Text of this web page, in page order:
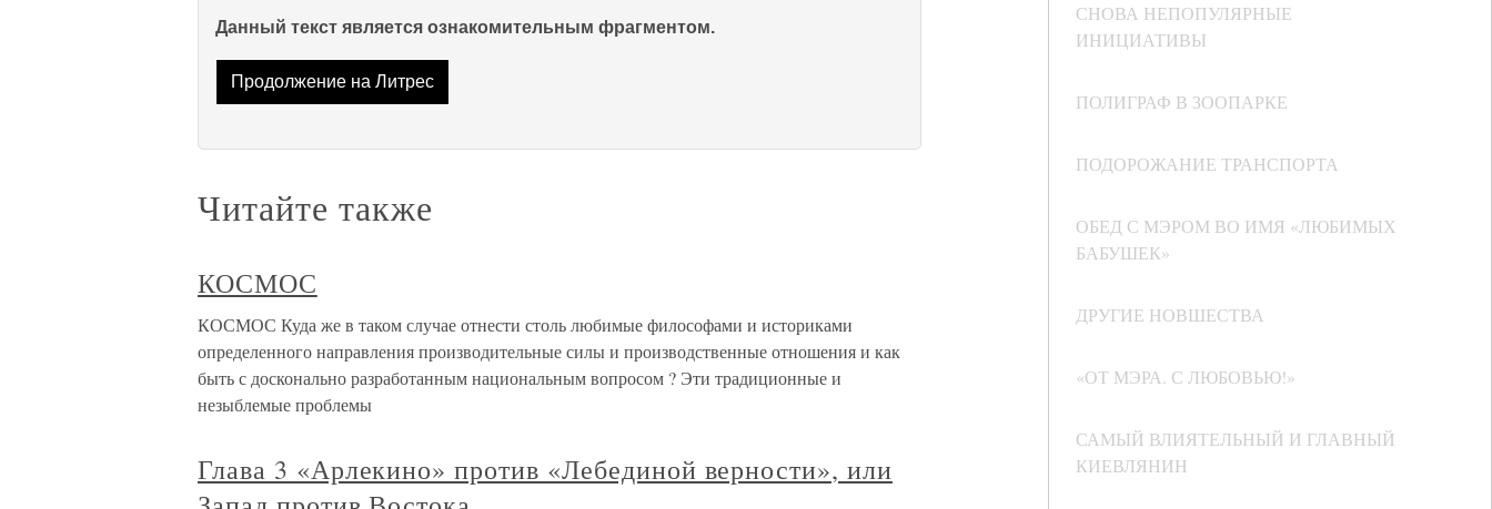
СНОВА НЕПОПУЛЯРНЫЕ
ИНИЦИАТИВЫ
ПОЛИГРАФ В ЗООПАРКЕ
ПОДОРОЖАНИЕ ТРАНСПОРТА
ОБЕД С МЭРОМ ВО ИМЯ «ЛЮБИМЫХ
БАБУШЕК»
ДРУГИЕ НОВШЕСТВА
«ОТ МЭРА. С ЛЮБОВЬЮ!»
САМЫЙ ВЛИЯТЕЛЬНЫЙ И ГЛАВНЫЙ
КИЕВЛЯНИН
Данный текст является ознакомительным фрагментом.
Продолжение на Литрес
Читайте также
КОСМОС
КОСМОС Куда же в таком случае отнести столь любимые философами и историками
определенного направления производительные силы и производственные отношения и как
быть с досконально разработанным национальным вопросом ? Эти традиционные и
незыблемые проблемы
Глава 3 «Арлекино» против «Лебединой верности», или